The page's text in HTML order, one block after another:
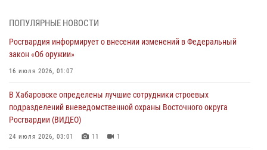
В Управлении Росгвардии по Хабаровскому краю состоялось
избирательного права
31 июля 2026, 03:26
женщине, потерявшей сознание во время массового мероприятия
29 июля 2026, 23:24
В Хабаровске продолжается акция «Каникулы с Росгвардией»
ПОПУЛЯРНЫЕ НОВОСТИ
Росгвардия информирует о внесении изменений в Федеральный
закон «Об оружии»
16 июля 2026, 01:07
В Хабаровске определены лучшие сотрудники строевых
подразделений вневедомственной охраны Восточного округа
Росгвардии (ВИДЕО)
24 июля 2026, 03:01 11 1